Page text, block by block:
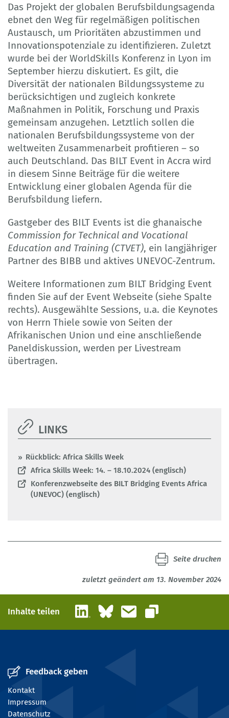
Das Projekt der globalen Berufsbildungsagenda
ebnet den Weg für regelmäßigen politischen
Austausch, um Prioritäten abzustimmen und
Innovationspotenziale zu identifizieren. Zuletzt
wurde bei der WorldSkills Konferenz in Lyon im
September hierzu diskutiert. Es gilt, die
Diversität der nationalen Bildungssysteme zu
berücksichtigen und zugleich konkrete
Maßnahmen in Politik, Forschung und Praxis
gemeinsam anzugehen. Letztlich sollen die
nationalen Berufsbildungssysteme von der
weltweiten Zusammenarbeit profitieren – so
auch Deutschland. Das BILT Event in Accra wird
in diesem Sinne Beiträge für die weitere
Entwicklung einer globalen Agenda für die
Berufsbildung liefern.
Gastgeber des BILT Events ist die ghanaische
Commission for Technical and Vocational
Education and Training (CTVET), ein langjähriger
Partner des BIBB und aktives UNEVOC-Zentrum.
Weitere Informationen zum BILT Bridging Event
finden Sie auf der Event Webseite (siehe Spalte
rechts). Ausgewählte Sessions, u.a. die Keynotes
von Herrn Thiele sowie von Seiten der
Afrikanischen Union und eine anschließende
Paneldiskussion, werden per Livestream
übertragen.
LINKS
Rückblick: Africa Skills Week
Africa Skills Week: 14. – 18.10.2024 (englisch)
Konferenzwebseite des BILT Bridging Events Africa
(UNEVOC) (englisch)
zuletzt geändert am 13. November 2024
Seite drucken
Inhalte teilen LinkedInBlueskyE-Mail
Link kopieren
Feedback geben
Kontakt
Impressum
Datenschutz